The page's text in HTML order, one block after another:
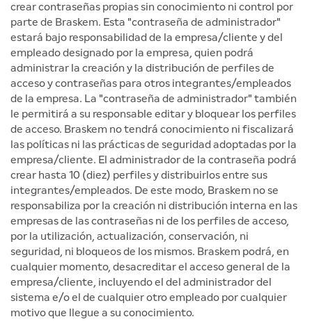
crear contraseñas propias sin conocimiento ni control por
parte de Braskem. Esta "contraseña de administrador"
estará bajo responsabilidad de la empresa/cliente y del
empleado designado por la empresa, quien podrá
administrar la creación y la distribución de perfiles de
acceso y contraseñas para otros integrantes/empleados
de la empresa. La "contraseña de administrador" también
le permitirá a su responsable editar y bloquear los perfiles
de acceso. Braskem no tendrá conocimiento ni fiscalizará
las políticas ni las prácticas de seguridad adoptadas por la
empresa/cliente. El administrador de la contraseña podrá
crear hasta 10 (diez) perfiles y distribuirlos entre sus
integrantes/empleados. De este modo, Braskem no se
responsabiliza por la creación ni distribución interna en las
empresas de las contraseñas ni de los perfiles de acceso,
por la utilización, actualización, conservación, ni
seguridad, ni bloqueos de los mismos. Braskem podrá, en
cualquier momento, desacreditar el acceso general de la
empresa/cliente, incluyendo el del administrador del
sistema e/o el de cualquier otro empleado por cualquier
motivo que llegue a su conocimiento.